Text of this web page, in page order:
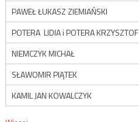
PAWEŁ ŁUKASZ ZIEMIAŃSKI
POTERA LIDIA i POTERA KRZYSZTOF
NIEMCZYK MICHAŁ
SŁAWOMIR PIĄTEK
KAMIL JAN KOWALCZYK